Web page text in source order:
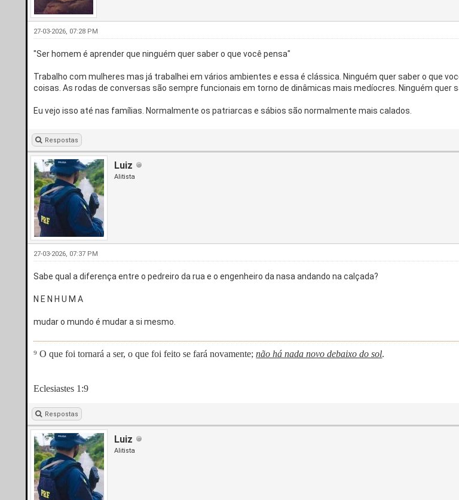
27-03-2026, 07:28 PM
"Ser homem é aprender que ninguém quer saber o que você pensa"
Trabalho com mulheres mas já trabalhei em vários ambientes e essa é clássica. Ninguém quer saber o que
coisas. As rodas de conversas são sempre funcionais em torno de dinâmicas mais medíocres. Ninguém quer
Eu vejo isso até nas famílias. Normalmente os patriarcas e sábios são normalmente mais calados.
Respostas
Luiz
Alitista
27-03-2026, 07:37 PM
Sabe qual a diferença entre o pedreiro da rua e o engenheiro da nasa andando na calçada?
N E N H U M A
mudar o mundo é mudar a si mesmo.
⁹ O que foi tornará a ser, o que foi feito se fará novamente;não há nada novo debaixo do sol.
Eclesiastes 1:9
Respostas
Luiz
Alitista